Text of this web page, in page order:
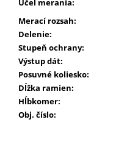
Merací rozsah:
Delenie:
Stupeň ochrany:
Výstup dát:
Posuvné koliesko:
Dĺžka ramien:
Hĺbkomer:
Obj. číslo: